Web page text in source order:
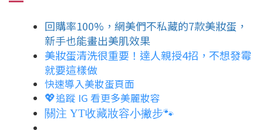
回購率100%，網美們不私藏的7款美妝蛋，
新手也能畫出美肌效果
美妝蛋清洗很重要！達人親授4招，不想發霉
就要這樣做
快速導入美妝蛋頁面
💖追蹤 IG 看更多美麗妝容
關注 YT收藏妝容小撇步🐾